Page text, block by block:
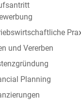
und Vererben
Planning